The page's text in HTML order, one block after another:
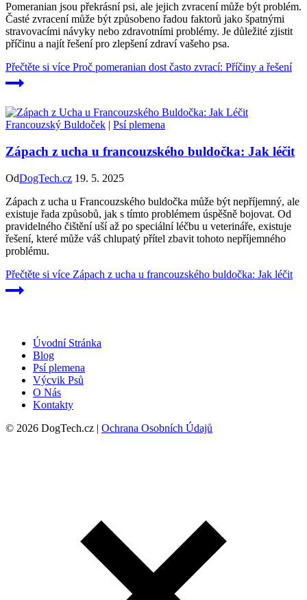
Pomeranian jsou překrásní psi, ale jejich zvracení může být problém.
Časté zvracení může být způsobeno řadou faktorů jako špatnými
stravovacími návyky nebo zdravotními problémy. Je důležité zjistit
příčinu a najít řešení pro zlepšení zdraví vašeho psa.
Přečtěte si více Proč pomeranian dost často zvrací: Příčiny a řešení
Francouzský Buldoček | Psí plemena
Zápach z ucha u francouzského buldočka: Jak léčit
OdDogTech.cz 19. 5. 2025
Zápach z ucha u Francouzského buldočka může být nepříjemný, ale
existuje řada způsobů, jak s tímto problémem úspěšně bojovat. Od
pravidelného čištění uší až po speciální léčbu u veterináře, existuje
řešení, které může váš chlupatý přítel zbavit tohoto nepříjemného
problému.
Přečtěte si více Zápach z ucha u francouzského buldočka: Jak léčit
Úvodní Stránka
Blog
Psí plemena
Výcvik Psů
O Nás
Kontakty
© 2026 DogTech.cz | Ochrana Osobních Údajů